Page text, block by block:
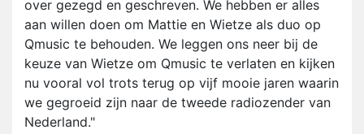
over gezegd en geschreven. We hebben er alles
aan willen doen om Mattie en Wietze als duo op
Qmusic te behouden. We leggen ons neer bij de
keuze van Wietze om Qmusic te verlaten en kijken
nu vooral vol trots terug op vijf mooie jaren waarin
we gegroeid zijn naar de tweede radiozender van
Nederland."